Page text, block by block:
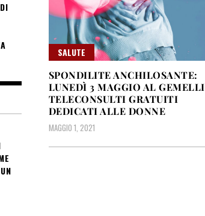
SALUTE
SPONDILITE ANCHILOSANTE:
LUNEDÌ 3 MAGGIO AL GEMELLI
TELECONSULTI GRATUITI
DEDICATI ALLE DONNE
MAGGIO 1, 2021